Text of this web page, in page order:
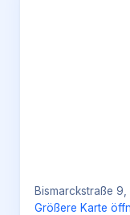
Bismarckstraße
Größere Karte